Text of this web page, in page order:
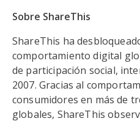
Sobre ShareThis
ShareThis ha
comportamiento digital
de participación social,
2007. Gracias al
consumidores en más de
globales, ShareThis